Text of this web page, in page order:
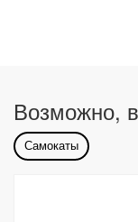
Возможно,
Самокаты